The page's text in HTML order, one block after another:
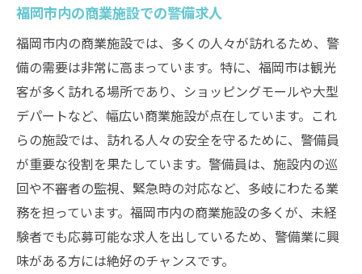
福岡市内の商業施設での警備求人
福岡市内の商業施設では、多くの人々が訪れるため、警
備の需要は非常に高まっています。特に、福岡市は観光
客が多く訪れる場所であり、ショッピングモールや大型
デパートなど、幅広い商業施設が点在しています。これ
らの施設では、訪れる人々の安全を守るために、警備員
が重要な役割を果たしています。警備員は、施設内の巡
回や不審者の監視、緊急時の対応など、多岐にわたる業
務を担っています。福岡市内の商業施設の多くが、未経
験者でも応募可能な求人を出しているため、警備業に興
味がある方には絶好のチャンスです。